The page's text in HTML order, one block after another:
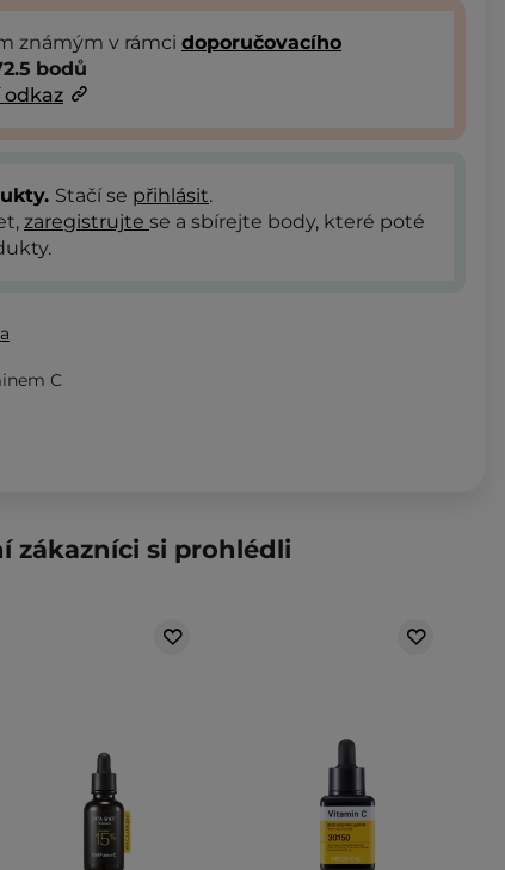
známým v rámci doporučovacího
bodů
Stačí se přihlásit.
zaregistrujte se a sbírejte body, které poté
C
zákazníci si prohlédli